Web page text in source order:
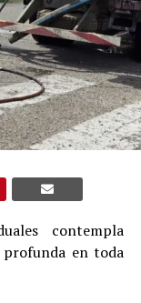
contempla
en toda